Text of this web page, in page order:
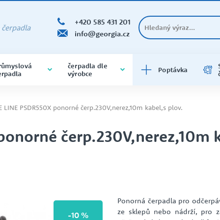
čerpadla
+420 585 431 201
info@georgia.cz
čerpadla do vrtu a do studny
DOMÁCÍ VODÁRNY
DOLY A HUTĚ
čerpadla dle
výrobce
BRINKMANN
Poptávka
LINE PSDR550X ponorné čerp.230V,nerez,10m kabel,s plov.
ponorné
-10 %
Ponorná čerpadla pro
ze sklepů nebo nádrží, pro